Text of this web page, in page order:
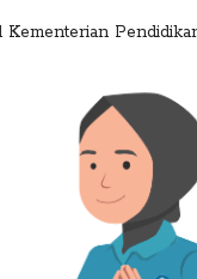
Kementerian